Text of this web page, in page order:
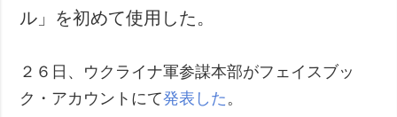
犯罪
追加
特集
サービス
ル」を初めて使用した。
２６日、ウクライナ軍参謀本部がフェイスブッ
ク・アカウントにて発表した 。